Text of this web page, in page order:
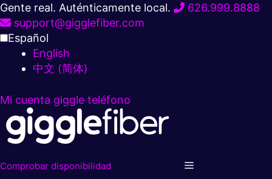
Ir
al
contenido
Gente real. Auténticamente local.
626.999.8888
support@gigglefiber.com
Español
English
中文 (简体)
Mi cuenta giggle teléfono
Comprobar disponibilidad